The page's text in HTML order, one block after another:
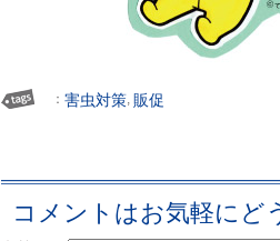
： 害虫対策, 販促
コメントはお気軽にど